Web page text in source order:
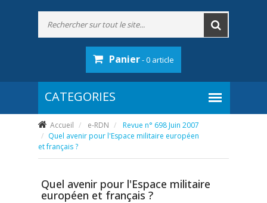
Panier- 0 article
Accueil e-RDN
Revue n° 698 Juin 2007
Quel avenir pour l'Espace militaire européen
et français ?
Quel avenir pour l'Espace militaire
européen et français ?